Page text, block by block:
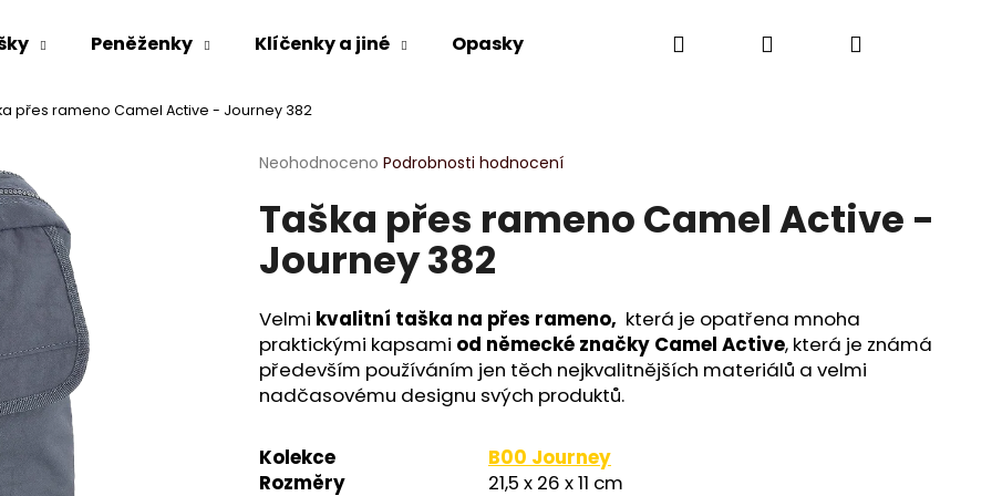
Peněženky Klíčenky a jiné Opasky Novinky
Hledat PřihlášeníNákupní
přes rameno Camel Active - Journey 382
Průměrné
produktu
0,0
z
hvězdiček.
Neohodnoceno Podrobnosti hodnocení
Taška přes rameno Camel Active -
Journey 382
Velmi kvalitní taška na přes rameno, která je opatřena mnoha
praktickými kapsami od německé značky Camel Active, která je známá
především používáním jen těch nejkvalitnějších materiálů a velmi
nadčasovému designu svých produktů.
Kolekce
B00 Journey
Rozměry
21,5 x 26 x 11 cm
Co potřebujete najít?
HLEDAT
Doporučujeme